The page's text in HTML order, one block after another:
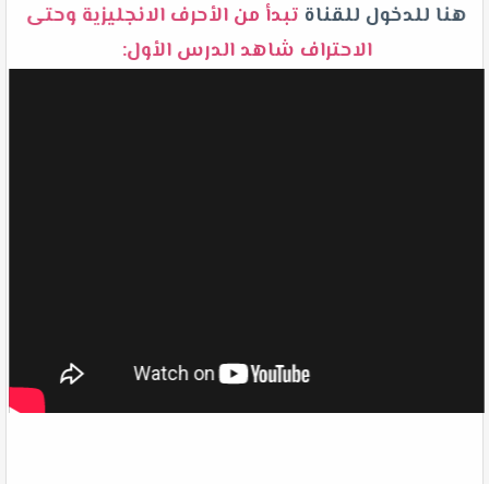
هنا للدخول للقناة تبدأ من الأحرف الانجليزية وحتى
الاحتراف شاهد الدرس الأول: